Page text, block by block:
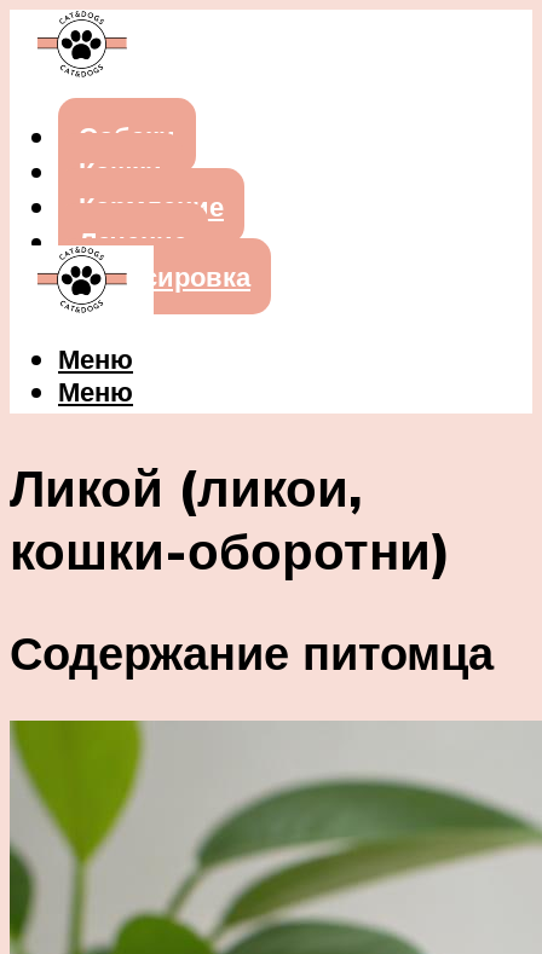
Собаки
Кошки
Кормление
Лечение
Дрессировка
Меню
Меню
Ликой (ликои,
кошки-оборотни)
Содержание питомца